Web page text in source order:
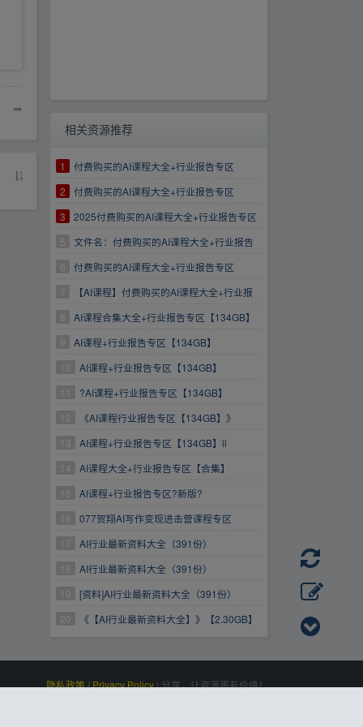
➦
相关资源推荐
1
付费购买的AI课程大全+行业报告专区
【134GB】
2
付费购买的AI课程大全+行业报告专区
【134GB】[知识课程]
3
2025付费购买的AI课程大全+行业报告专区
【134GB】
5
文件名：付费购买的AI课程大全+行业报告
专区【134GB】
6
付费购买的AI课程大全+行业报告专区
【134GB】AIGC人工智能学习资料
7
【AI课程】付费购买的AI课程大全+行业报
告专区【134GB】AIGC人工智能学习资料AI课
程
8
AI课程合集大全+行业报告专区【134GB】
9
AI课程+行业报告专区【134GB】
10
AI课程+行业报告专区【134GB】
11
?AI课程+行业报告专区【134GB】
12
《AI课程行业报告专区【134GB】》
13
AI课程+行业报告专区【134GB】ii
14
AI课程大全+行业报告专区【合集】
15
AI课程+行业报告专区?新版?
16
077贺翔AI写作变现进击营课程专区
17
AI行业最新资料大全（391份）
18
AI行业最新资料大全（391份）
19
[资料]AI行业最新资料大全（391份）
20
《【AI行业最新资料大全】》【2.30GB】
隐私政策 / Privacy Policy|分享，让资源更有价值！